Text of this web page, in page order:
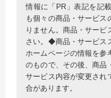
情報に「PR」表記を記
も個々の商品・サービス
りません。商品・サービ
さい。◆商品・サービス
ホームページの情報を
のもので、その後、商品
サービス内容が変更され
合があります。